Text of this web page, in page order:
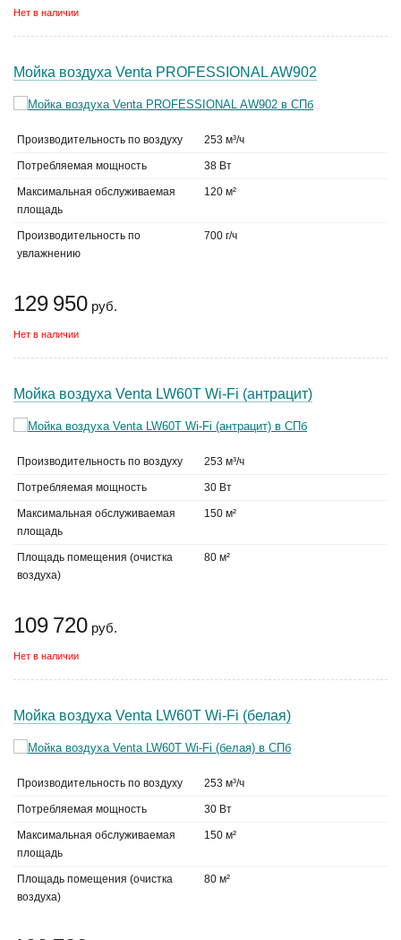
Нет в наличии
Мойка воздуха Venta PROFESSIONAL AW902
Производительность по воздуху 253 м³/ч
Потребляемая мощность 38 Вт
Максимальная обслуживаемая
площадь
120 м²
Производительность по
увлажнению
700 г/ч
129 950 руб.
Нет в наличии
Мойка воздуха Venta LW60T Wi-Fi (антрацит)
Производительность по воздуху 253 м³/ч
Потребляемая мощность 30 Вт
Максимальная обслуживаемая
площадь
150 м²
Площадь помещения (очистка
воздуха)
80 м²
109 720 руб.
Нет в наличии
Мойка воздуха Venta LW60T Wi-Fi (белая)
Производительность по воздуху 253 м³/ч
Потребляемая мощность 30 Вт
Максимальная обслуживаемая
площадь
150 м²
Площадь помещения (очистка
воздуха)
80 м²